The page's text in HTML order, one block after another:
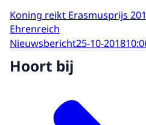
Koning reikt Erasmusprijs
Ehrenreich
Nieuwsbericht25-10-2018
Hoort bij